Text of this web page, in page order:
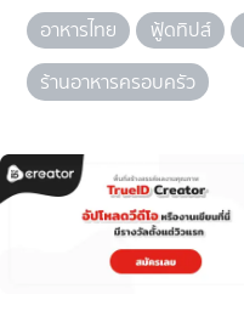
อาหารไทย
ฟู้ดทิปส์
ร้านอาหารครอบครัว